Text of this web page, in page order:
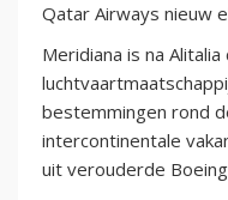
Qatar Airways nieuw
Meridiana is na
bestemmingen rond
intercontinentale
uit verouderde Boeing